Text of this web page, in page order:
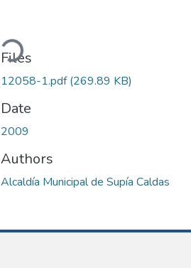
Loading...
Files
12058-1.pdf(269.89 KB)
Date
2009
Authors
Alcaldía Municipal de Supía Caldas